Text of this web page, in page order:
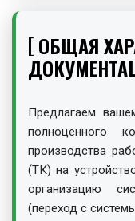
ОБЩАЯ
Предлагаем
полноценного
производства
(ТК) на
организацию
(переход с